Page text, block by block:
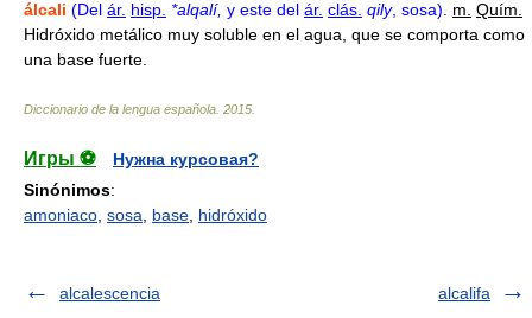
álcali (Del ár. hisp. *alqalí, y este del ár. clás. qily, sosa). m. Quím.
Hidróxido metálico muy soluble en el agua, que se comporta como
una base fuerte.
Diccionario de la lengua española 2015
Игры ⚽
Нужна курсовая?
Sinónimos:
amoniaco sosa base hidróxido
alcalescencia alcalifa